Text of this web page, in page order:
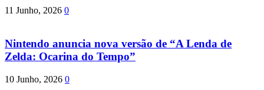
11 Junho, 2026 0
Nintendo anuncia nova versão de “A Lenda de
Zelda: Ocarina do Tempo”
10 Junho, 2026 0